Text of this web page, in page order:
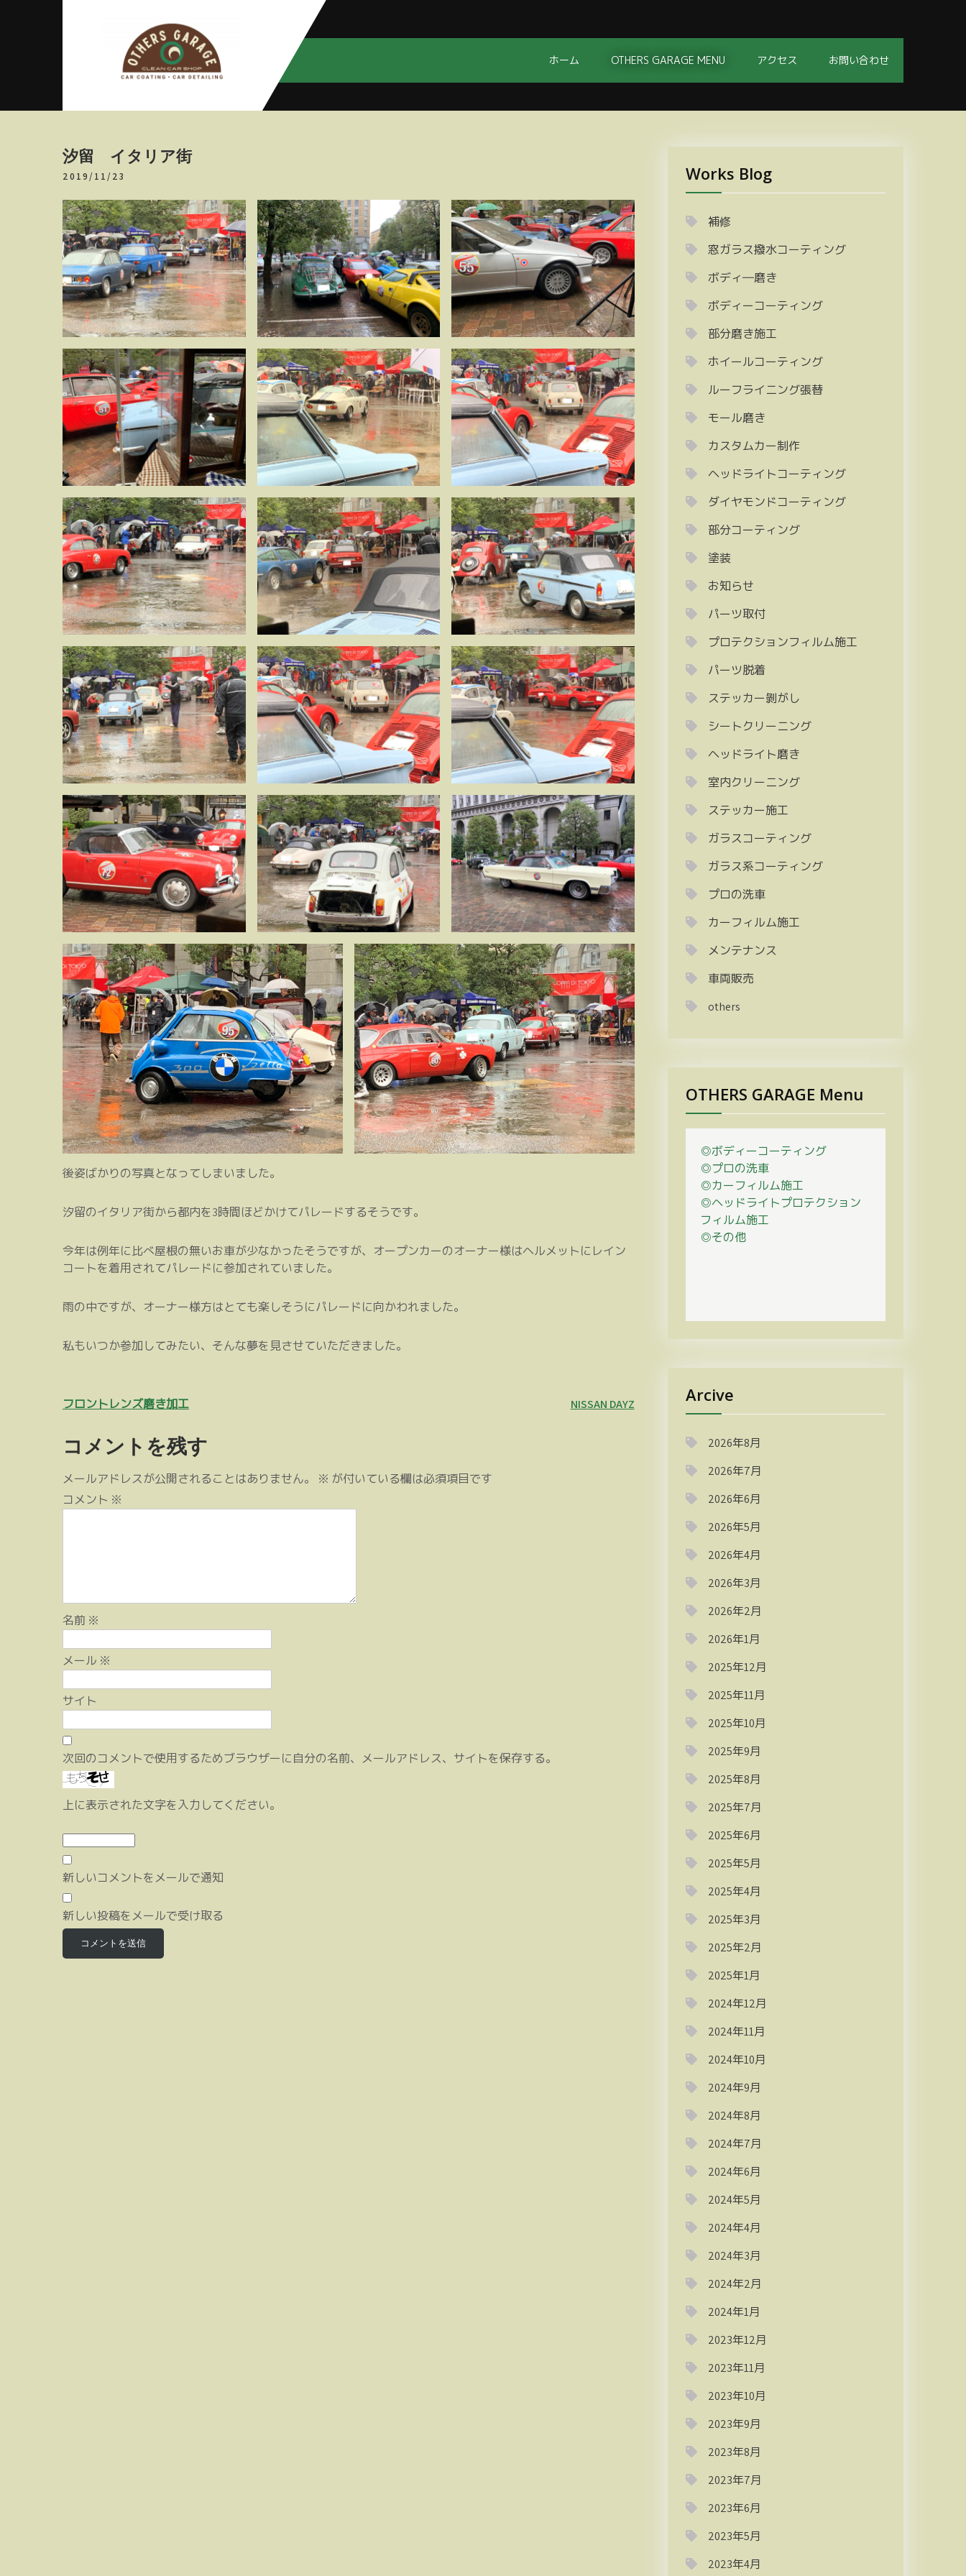
アザースガ
テナンス
ホーム OTHERS GARAGE MENU アクセス お問い合わせ
汐留 イタリア街
2019/11/23
後姿ばかりの写真となってしまいました。
汐留のイタリア街から都内を3時間ほどかけてパレードするそうです。
今年は例年に比べ屋根の無いお車が少なかったそうですが、オープンカーのオーナー様はヘルメットにレイン
コートを着用されてパレードに参加されていました。
雨の中ですが、オーナー様方はとても楽しそうにパレードに向かわれました。
私もいつか参加してみたい、そんな夢を見させていただきました。
投
ナ
ビ
ゲ
ー
フロントレンズ磨き加工 NISSAN DAYZ
コメントを残す
メールアドレスが公開されることはありません。 ※ が付いている欄は必須項目です
コメント ※
名前 ※
メール ※
サイト
次回のコメントで使用するためブラウザーに自分の名前、メールアドレス、サイトを保存する。
上に表示された文字を入力してください。
新しいコメントをメールで通知
新しい投稿をメールで受け取る
Works Blog
補修
窓ガラス撥水コーティング
ボディ―磨き
ボディーコーティング
部分磨き施工
ホイールコーティング
ルーフライニング張替
モール磨き
カスタムカー制作
ヘッドライトコーティング
ダイヤモンドコーティング
部分コーティング
塗装
お知らせ
パーツ取付
プロテクションフィルム施工
パーツ脱着
ステッカー剝がし
シートクリーニング
ヘッドライト磨き
室内クリーニング
ステッカー施工
ガラスコーティング
ガラス系コーティング
プロの洗車
カーフィルム施工
メンテナンス
車両販売
others
OTHERS GARAGE Menu
◎ボディーコーティング
◎プロの洗車
◎カーフィルム施工
◎ヘッドライトプロテクション
フィルム施工
◎その他
Arcive
2026年8月
2026年7月
2026年6月
2026年5月
2026年4月
2026年3月
2026年2月
2026年1月
2025年12月
2025年11月
2025年10月
2025年9月
2025年8月
2025年7月
2025年6月
2025年5月
2025年4月
2025年3月
2025年2月
2025年1月
2024年12月
2024年11月
2024年10月
2024年9月
2024年8月
2024年7月
2024年6月
2024年5月
2024年4月
2024年3月
2024年2月
2024年1月
2023年12月
2023年11月
2023年10月
2023年9月
2023年8月
2023年7月
2023年6月
2023年5月
2023年4月